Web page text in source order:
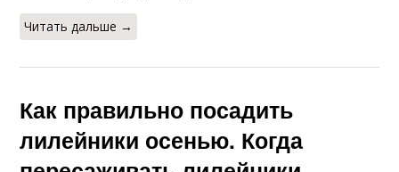
Читать дальше →
Как правильно посадить
лилейники осенью. Когда